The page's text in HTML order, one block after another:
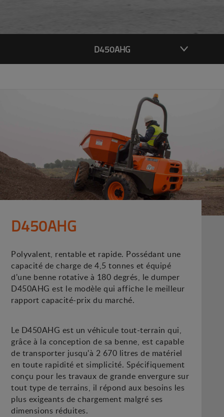
D450AHG
D450AHG
Polyvalent, rentable et rapide. Possédant une
capacité de charge de 4,5 tonnes et équipé
d'une benne rotative à 180 degrés, le dumper
D450AHG est le modèle qui affiche le meilleur
rapport capacité-prix du marché.
Le D450AHG est un véhicule tout-terrain qui,
grâce à la conception de sa benne, est capable
de transporter jusqu'à 2 670 litres de matériel
en toute rapidité et simplicité. Spécifiquement
conçu pour les travaux de grande envergure sur
tout type de terrains, il répond aux besoins les
plus exigeants de chargement malgré ses
dimensions réduites.